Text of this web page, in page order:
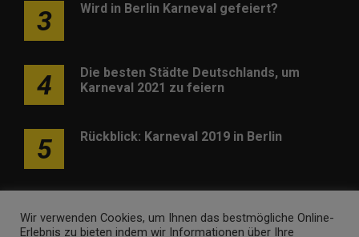
3 Wird in Berlin Karneval gefeiert?
4
Die besten Städte Deutschlands, um
Karneval 2021 zu feiern
5 Rückblick: Karneval 2019 in Berlin
Wir verwenden Cookies, um Ihnen das bestmögliche Online-
Erlebnis zu bieten indem wir Informationen über Ihre